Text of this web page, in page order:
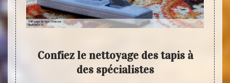
Confiez le nettoyage des tapis à
des spécialistes